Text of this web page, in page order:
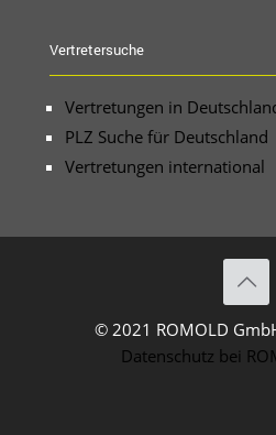
Vertretersuche
Vertretungen in
PLZ Suche für Deutschland
Vertretungen international
© 2021 ROMOLD
Datenschutz bei